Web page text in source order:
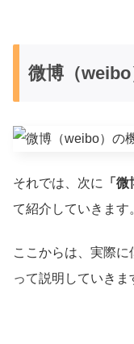
微博（
それでは、次に 「
て紹介していきます
ここからは、実際
って説明していきま